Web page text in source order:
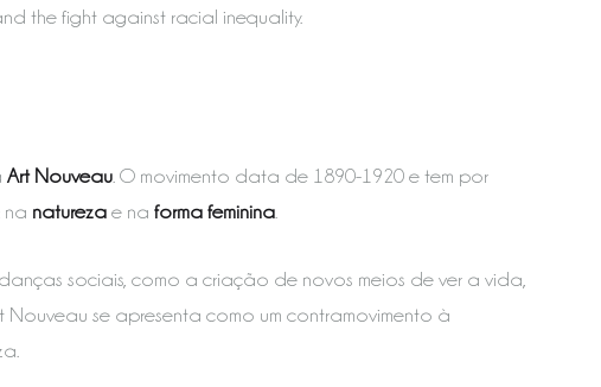
the fight against racial inequality.
Art Nouveau . O movimento data de 1890-1920 e tem por
na natureza e na forma feminina
sociais, como a criação de novos meios de ver a vida,
Nouveau se apresenta como um contramovimento à